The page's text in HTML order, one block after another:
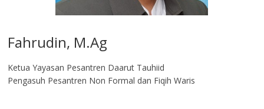
Fahrudin, M.Ag​
Ketua Yayasan Pesantren Daarut Tauhiid
Pengasuh Pesantren Non Formal dan Fiqih Waris